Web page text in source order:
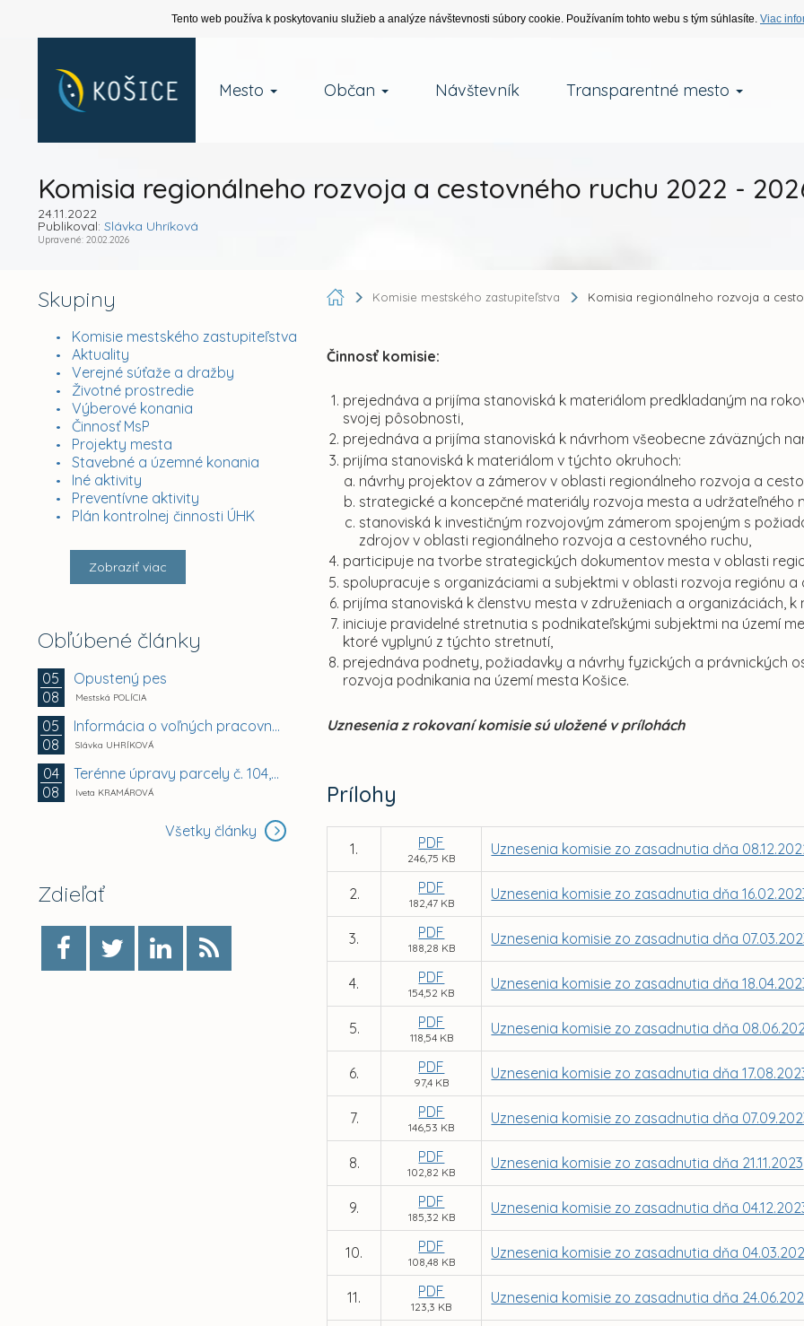
Tento web používa k poskytovaniu služieb a analýze návštevnosti súbory cookie. Používaním tohto webu s tým súhlasíte. Viac
Mesto Občan Návštevník Transparentné mesto
Komisia regionálneho rozvoja a cestovného ruchu 2022 -
24.11.2022
Publikoval: Slávka Uhríková
Upravené: 20.02.2026
Skupiny
Komisie mestského zastupiteľstva
Aktuality
Verejné súťaže a dražby
Životné prostredie
Výberové konania
Činnosť MsP
Projekty mesta
Stavebné a územné konania
Iné aktivity
Preventívne aktivity
Plán kontrolnej činnosti ÚHK
Zobraziť viac
Obľúbené články
05
08
Opustený pes
Mestská POLÍCIA
05
08
Informácia o voľných pracovných miestach -...
Slávka UHRÍKOVÁ
04
08
Terénne úpravy parcely č. 104, Vyhoňská ulica,...
Iveta KRAMÁROVÁ
Všetky články
Zdieľať
Komisie mestského zastupiteľstva Komisia regionálneho rozvoja a
Činnosť komisie:
prejednáva a prijíma stanoviská k materiálom predkladaným na
svojej pôsobnosti,
prejednáva a prijíma stanoviská k návrhom všeobecne záväzných
prijíma stanoviská k materiálom v týchto okruhoch:
návrhy projektov a zámerov v oblasti regionálneho rozvoja a
strategické a koncepčné materiály rozvoja mesta a udržateľného
stanoviská k investičným rozvojovým zámerom spojeným s
zdrojov v oblasti regionálneho rozvoja a cestovného ruchu,
participuje na tvorbe strategických dokumentov mesta v oblasti
spolupracuje s organizáciami a subjektmi v oblasti rozvoja regiónu a
prijíma stanoviská k členstvu mesta v združeniach a organizáciách,
iniciuje pravidelné stretnutia s podnikateľskými subjektmi na území
ktoré vyplynú z týchto stretnutí,
prejednáva podnety, požiadavky a návrhy fyzických a právnických
rozvoja podnikania na území mesta Košice.
Uznesenia z rokovaní komisie sú uložené v prílohách
Prílohy
1. PDF
246,75 KB
Uznesenia komisie zo zasadnutia dňa
2. PDF
182,47 KB
Uznesenia komisie zo zasadnutia dňa
3. PDF
188,28 KB
Uznesenia komisie zo zasadnutia dňa
4. PDF
154,52 KB
Uznesenia komisie zo zasadnutia dňa
5. PDF
118,54 KB
Uznesenia komisie zo zasadnutia dňa
6. PDF
97,4 KB
Uznesenia komisie zo zasadnutia dňa
7. PDF
146,53 KB
Uznesenia komisie zo zasadnutia dňa
8. PDF
102,82 KB
Uznesenia komisie zo zasadnutia dňa 21.11.2023
9. PDF
185,32 KB
Uznesenia komisie zo zasadnutia dňa
10. PDF
108,48 KB
Uznesenia komisie zo zasadnutia dňa
11. PDF
123,3 KB
Uznesenia komisie zo zasadnutia dňa